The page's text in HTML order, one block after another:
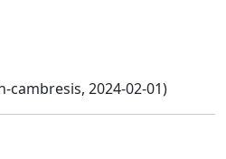
cambresis, 2024-02-01)